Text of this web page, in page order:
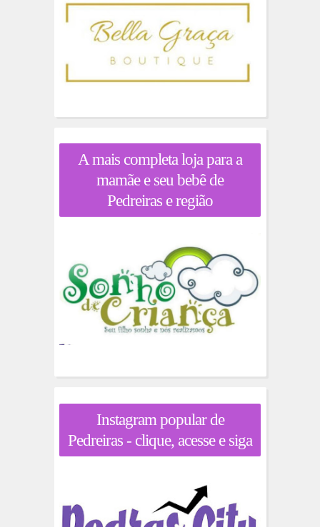
A mais completa loja para a
mamãe e seu bebê de
Pedreiras e região
Instagram popular de
Pedreiras - clique, acesse e siga